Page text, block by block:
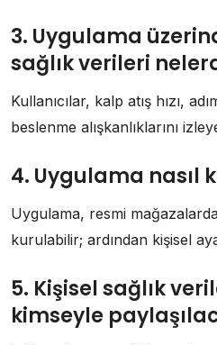
3. Uygulama
sağlık verileri
Kullanıcılar, kalp atış hızı,
beslenme alışkanlıklarını
4. Uygulama nasıl
Uygulama, resmi
kurulabilir; ardından kişisel
5. Kişisel sağlık
kimseyle